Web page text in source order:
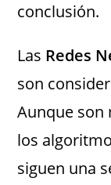
conclusión.
Las Redes
son
Aunque son
los
siguen una